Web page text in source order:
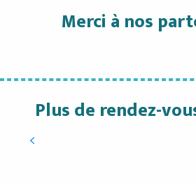
Merci à nos
Plus de rendez-